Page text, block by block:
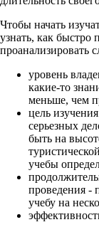
Чтобы начать
узнать, как быстро
проанализировать
уровень
какие-то
меньше, чем
цель
серьезных
быть на
учебы
проведения -
учебу на